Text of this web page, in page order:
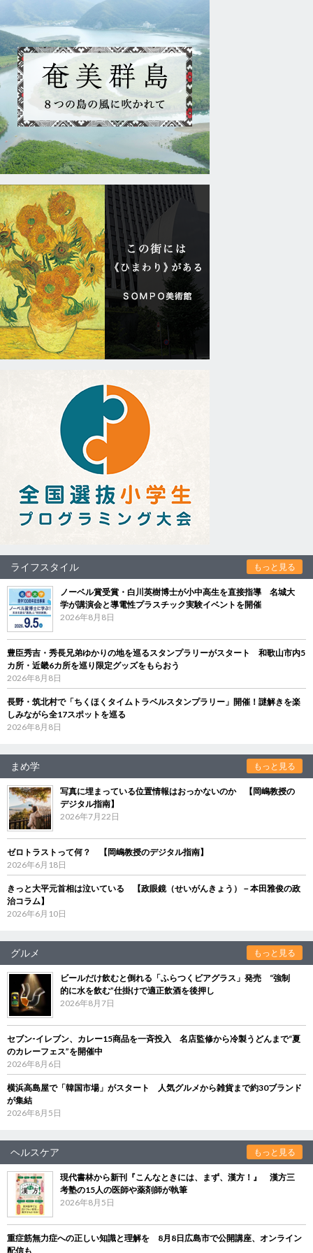
ライフスタイル もっと見る
ノーベル賞受賞・白川英樹博士が小中高生を直接指導 名城大
学が講演会と導電性プラスチック実験イベントを開催
2026年8月8日
豊臣秀吉・秀長兄弟ゆかりの地を巡るスタンプラリーがスタート 和歌山市内5
カ所・近畿6カ所を巡り限定グッズをもらおう
2026年8月8日
長野・筑北村で「ちくほくタイムトラベルスタンプラリー」開催！謎解きを楽
しみながら全17スポットを巡る
2026年8月8日
まめ学 もっと見る
写真に埋まっている位置情報はおっかないのか 【岡嶋教授の
デジタル指南】
2026年7月22日
ゼロトラストって何？ 【岡嶋教授のデジタル指南】
2026年6月18日
きっと大平元首相は泣いている 【政眼鏡（せいがんきょう）－本田雅俊の政
治コラム】
2026年6月10日
グルメ もっと見る
ビールだけ飲むと倒れる「ふらつくビアグラス」発売 “強制
的に水を飲む”仕掛けで適正飲酒を後押し
2026年8月7日
セブン‐イレブン、カレー15商品を一斉投入 名店監修から冷製うどんまで“夏
のカレーフェス”を開催中
2026年8月6日
横浜高島屋で「韓国市場」がスタート 人気グルメから雑貨まで約30ブランド
が集結
2026年8月5日
ヘルスケア もっと見る
現代書林から新刊『こんなときには、まず、漢方！』 漢方三
考塾の15人の医師や薬剤師が執筆
2026年8月5日
重症筋無力症への正しい知識と理解を 8月8日広島市で公開講座、オンライン
配信も